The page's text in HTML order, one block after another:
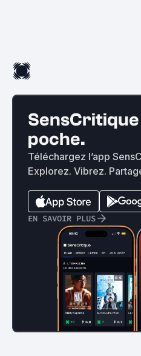
poche.
Téléchargez l’app
Explorez. Vibrez.
EN SAVOIR PLUS